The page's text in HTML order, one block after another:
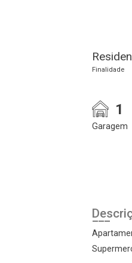
Finalidade
1
Garagem